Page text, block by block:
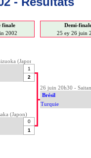
finale
2002
Demi-
25 ey 26 juin
(Japon)
26 juin 20h30 -
1
2
(Japon)
Brésil
Turquie
0
1